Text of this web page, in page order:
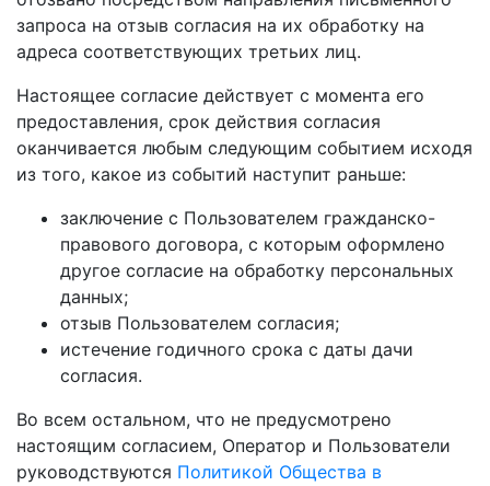
запроса на отзыв согласия на их обработку на
адреса соответствующих третьих лиц.
Настоящее согласие действует с момента его
предоставления, срок действия согласия
оканчивается любым следующим событием исходя
из того, какое из событий наступит раньше:
заключение с Пользователем гражданско-
правового договора, с которым оформлено
другое согласие на обработку персональных
данных;
отзыв Пользователем согласия;
истечение годичного срока с даты дачи
согласия.
Во всем остальном, что не предусмотрено
настоящим согласием, Оператор и Пользователи
руководствуются Политикой Общества в